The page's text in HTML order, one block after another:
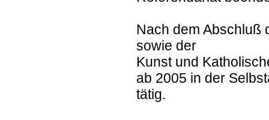
Nach dem Abschluß
sowie der
Kunst und
ab 2005 in der
tätig.